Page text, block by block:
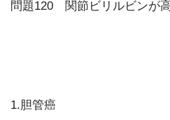
問題120 関節ビリルビンが
1.胆管癌